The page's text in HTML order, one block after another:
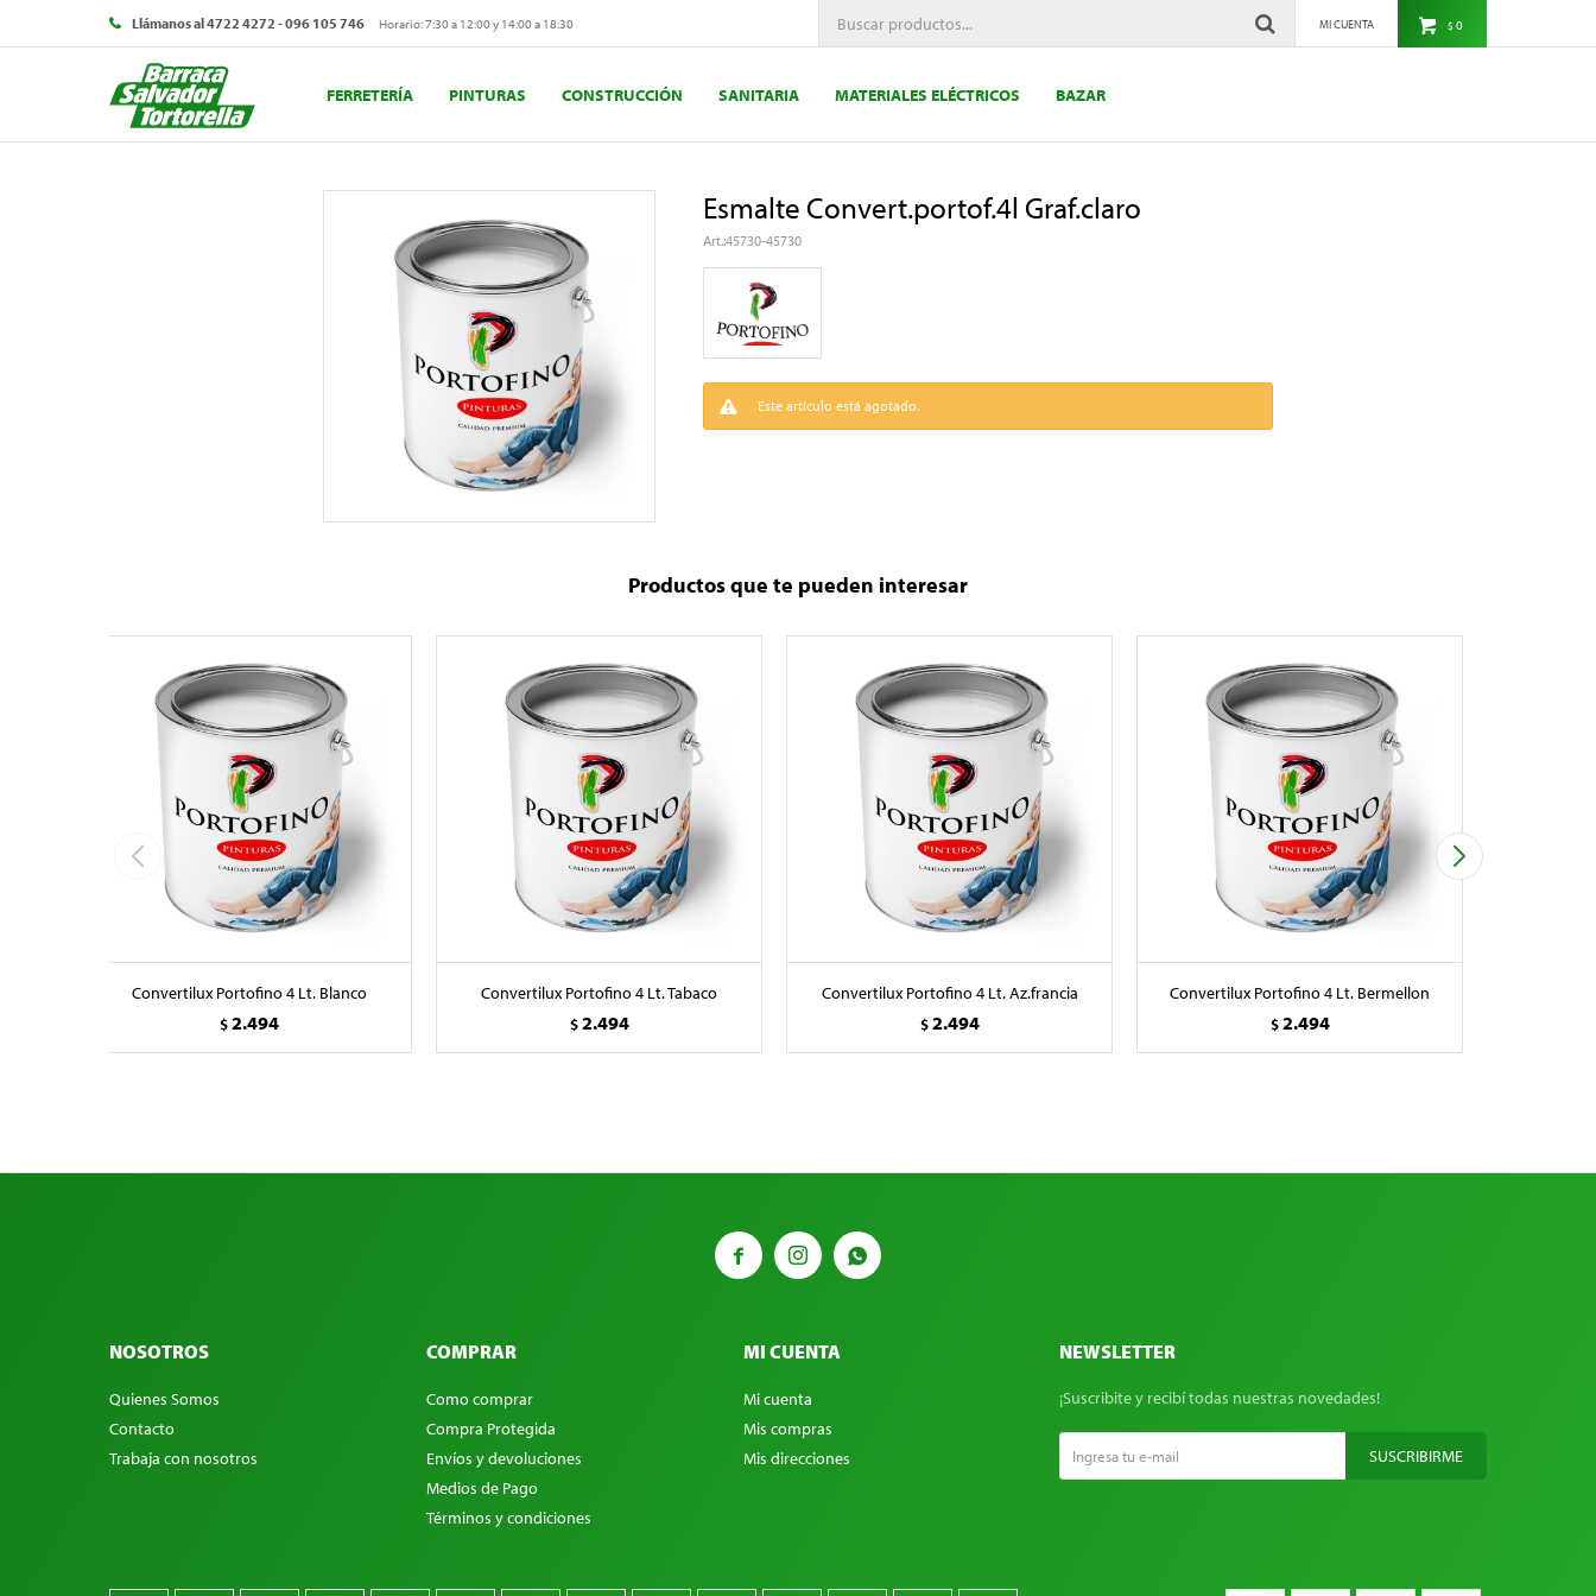
FERRETERÍA PINTURAS CONSTRUCCIÓN SANITARIA MATERIALES ELÉCTRICOS BAZAR
$ 0
Llámanos al 4722 4272 - 096 105 746 Horario: 7:30 a 12:00 y 14:00 a 18:30
Esmalte Convert.portof.4l Graf.claro
45730-45730
Este artículo está agotado.
Productos que te pueden interesar
Convertilux Portofino 4 Lt. Blanco
$ 2.494
Convertilux Portofino 4 Lt. Tabaco
$ 2.494
Convertilux Portofino 4 Lt. Az.francia
$ 2.494
Convertilux Portofino 4 Lt. Bermellon
$ 2.494
  
NOSOTROS
Quienes Somos
Contacto
Trabaja con nosotros
COMPRAR
Como comprar
Compra Protegida
Envíos y devoluciones
Medios de Pago
Términos y condiciones
MI CUENTA
Mi cuenta
Mis compras
Mis direcciones
NEWSLETTER
¡Suscribite y recibí todas nuestras novedades!
SUSCRIBIRME